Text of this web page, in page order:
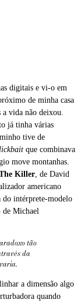
digitais e vi-o em
de minha casa
vida não deixou.
já tinha várias
tive de
que combinava
move montanhas.
Killer , de David
americano
do intérprete-modelo
de Michael
tão
da
a dimensão algo
quando